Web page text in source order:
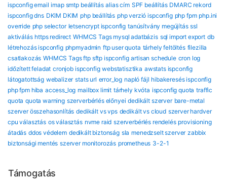
ispconfig email imap smtp beállítás alias cím SPF beállítás DMARC rekord
ispconfig dns DKIM DKIM php beállítás php verzió ispconfig php fpm php.ini
override php selector letsencrypt ispconfig tanúsítvány megújítás ssl
aktiválás https redirect WHMCS Tags mysql adatbázis sql import export db
létrehozás ispconfig phpmyadmin ftp user quota tárhely feltöltés filezilla
csatlakozás WHMCS Tags ftp sftp ispconfig artisan schedule cron log
időzített feladat cronjob ispconfig webstatisztika awstats ispconfig
látogatottság webalizer stats url error_log napló fájl hibakeresés ispconfig
php fpm hiba access_log mailbox limit tárhely kvóta ispconfig quota traffic
quota quota warning szerverbérlés előnyei dedikált szerver bare-metal
szerver összehasonlítás dedikált vs vps dedikált vs cloud szerver hardver
cpu választás os választás nvme raid szerverbérlés rendelés provisioning
átadás ddos védelem dedikált biztonság sla menedzselt szerver zabbix
biztonsági mentés szerver monitorozás prometheus 3-2-1
Támogatás